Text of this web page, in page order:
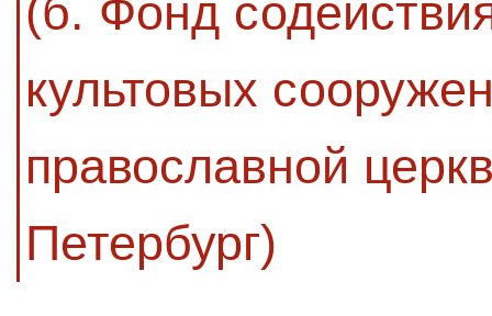
(б. Фонд
культовых
православной
Петербург)